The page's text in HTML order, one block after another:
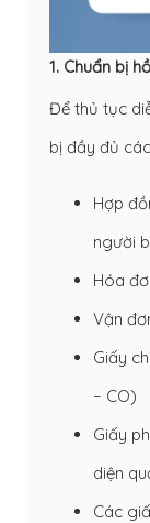
1. Chuẩn bị
Để thủ tục
bị đầy đủ
Hợp
người
Hóa
Vận
Giấy
– CO)
Giấy
diện
Các